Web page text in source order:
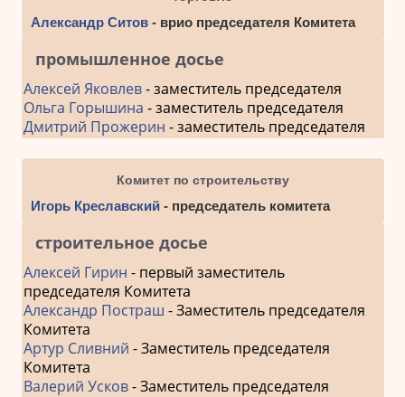
Александр Ситов- врио председателя Комитета
промышленное досье
Алексей Яковлев- заместитель председателя
Ольга Горышина - заместитель председателя
Дмитрий Прожерин - заместитель председателя
Комитет по строительству
Игорь Креславский - председатель комитета
строительное досье
Алексей Гирин - первый заместитель
председателя Комитета
Александр Постраш - Заместитель председателя
Комитета
Артур Сливний - Заместитель председателя
Комитета
Валерий Усков- Заместитель председателя